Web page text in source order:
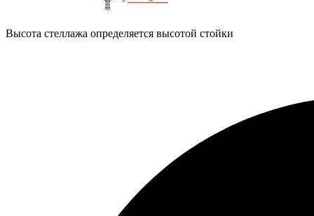
Высота стеллажа определяется высотой стойки